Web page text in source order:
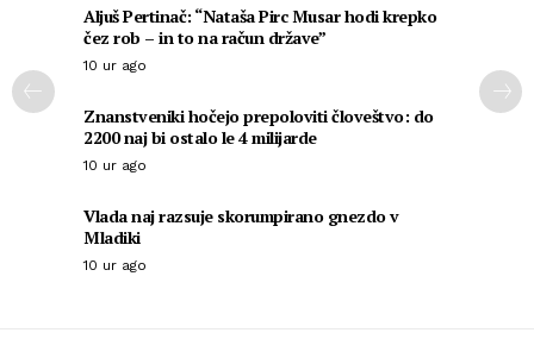
Aljuš Pertinač: “Nataša Pirc Musar hodi krepko
čez rob – in to na račun države”
10 ur ago
Znanstveniki hočejo prepoloviti človeštvo: do
2200 naj bi ostalo le 4 milijarde
10 ur ago
Vlada naj razsuje skorumpirano gnezdo v
Mladiki
10 ur ago